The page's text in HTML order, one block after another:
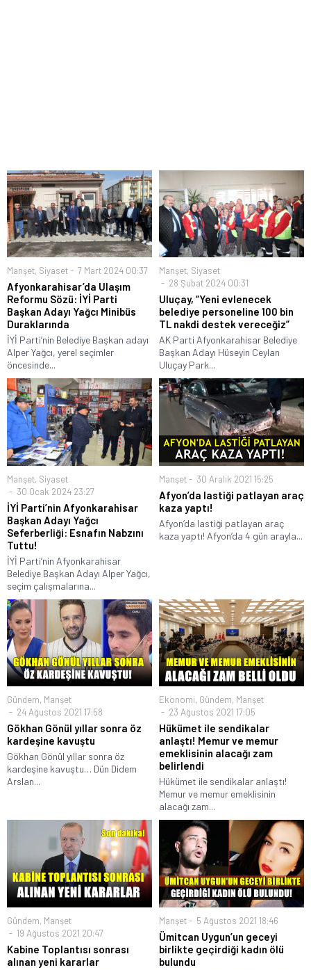
Manşet, Siyaset 7 Mart 2024 00:37
Afyonkarahisar’da Ulaşım
Reformu Sözü: İYİ Parti
Başkan Adayı Yağcı Minibüs
Duraklarında
İYİ Parti’nin Belediye Başkan adayı
Alper Yağcı, yerel seçimler
öncesinde...
Manşet, Siyaset
28 Şubat 2024 00:31
Uluçay, “Yeni evlenecek
belediye personeline 100 bin
TL nakdi destek vereceğiz”
AK Parti Afyonkarahisar Belediye
Başkan Adayı Hüseyin Ceylan
Uluçay Park...
Manşet, Siyaset
30 Ocak 2024 23:27
İYİ Parti’nin Afyonkarahisar
Başkan Adayı Yağcı
Seferberliği: Esnafın Nabzını
Tuttu!
İYİ Parti’nin Afyonkarahisar
Belediye Başkan Adayı Alper Yağcı,
seçim çalışmalarına...
Manşet 30 Aralık 2021 15:25
Afyon’da lastiği patlayan araç
kaza yaptı!
Afyon’da lastiği patlayan araç
kaza yaptı! Afyon’da 4 gün arayla...
Gündem, Manşet
24 Ağustos 2021 17:58
Gökhan Gönül yıllar sonra öz
kardeşine kavuştu
Gökhan Gönül yıllar sonra öz
kardeşine kavuştu… Dün Didem
Arslan...
Ekonomi, Gündem, Manşet
23 Ağustos 2021 17:05
Hükümet ile sendikalar
anlaştı! Memur ve memur
emeklisinin alacağı zam
belirlendi
Hükümet ile sendikalar anlaştı!
Memur ve memur emeklisinin
alacağı zam...
Gündem, Manşet
19 Ağustos 2021 20:47
Kabine Toplantısı sonrası
alınan yeni kararlar
Manşet 5 Ağustos 2021 18:46
Ümitcan Uygun’un geceyi
birlikte geçirdiği kadın ölü
bulundu